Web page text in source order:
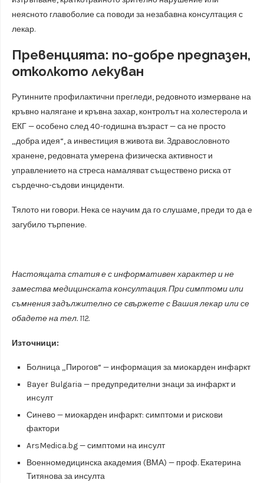
неясното главоболие са поводи за незабавна консултация с
лекар.
Превенцията: по-добре предпазен,
отколкото лекуван
Рутинните профилактични прегледи, редовното измерване на
кръвно налягане и кръвна захар, контролът на холестерола и
ЕКГ — особено след 40-годишна възраст — са не просто
„добра идея“, а инвестиция в живота ви. Здравословното
хранене, редовната умерена физическа активност и
управлението на стреса намаляват съществено риска от
сърдечно-съдови инциденти.
Тялото ни говори. Нека се научим да го слушаме, преди то да е
загубило търпение.
Настоящата статия е с информативен характер и не
замества медицинската консултация. При симптоми или
съмнения задължително се свържете с Вашия лекар или се
обадете на тел. 112.
Източници:
Болница „Пирогов“ — информация за миокарден инфaркт
Bayer Bulgaria — предупредителни знаци за инфаркт и
инcулт
Синево — миокарден инфаркт: симптоми и рискови
фактори
ArsMedica.bg — симптоми на инcулт
Военномедицинска академия (ВМА) — проф. Екатерина
Титянова за инсулта